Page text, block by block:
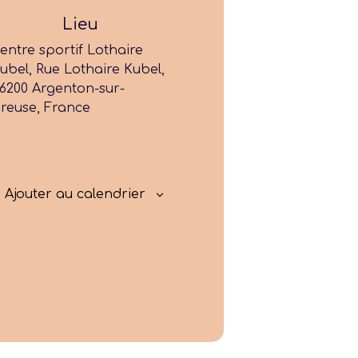
Progresser
Lieu
sportif Lothaire
Rue Lothaire Kubel,
Argenton-sur-
France
Ajouter au calendrier